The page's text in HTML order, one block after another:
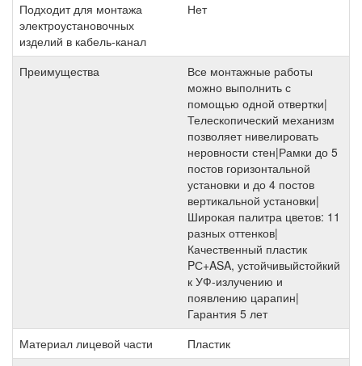
Подходит для монтажа
электроустановочных
изделий в кабель-канал
Нет
Преимущества
Все монтажные работы
можно выполнить с
помощью одной отвертки|
Телескопический механизм
позволяет нивелировать
неровности стен|Рамки до 5
постов горизонтальной
установки и до 4 постов
вертикальной установки|
Широкая палитра цветов: 11
разных оттенков|
Качественный пластик
PС+ASA, устойчивыйстойкий
к УФ-излучению и
появлению царапин|
Гарантия 5 лет
Материал лицевой части
Пластик